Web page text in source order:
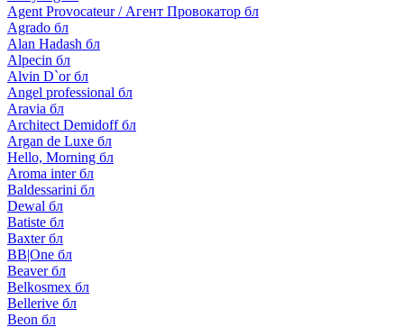
Agent Provocateur / Агент Провокатор бл
Agrado бл
Alan Hadash бл
Alpecin бл
Alvin D`or бл
Angel professional бл
Aravia бл
Architect Demidoff бл
Argan de Luxe бл
Hello, Morning бл
Aroma inter бл
Baldessarini бл
Dewal бл
Batiste бл
Baxter бл
BB|One бл
Beaver бл
Belkosmex бл
Bellerive бл
Beon бл